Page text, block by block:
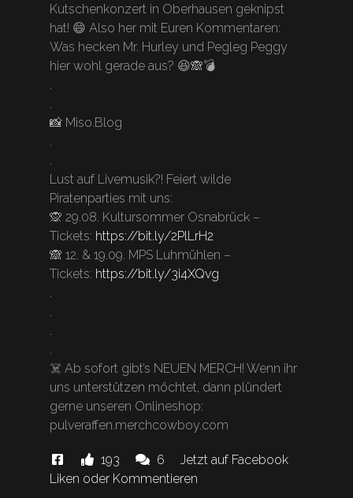
Kutschenkonzert in Oberhausen geknipst
hat! 😄 Also her mit Euren Kommentaren:
Was hecken Mr. Hurley und Pegleg Peggy
hier wohl gerade aus? 😆🙈💣
.
.
📸 Miso.Blog
.
.
Lust auf Livemusik?! Feiert wilde
Piratenparties mit uns:
🙊 29.08. Kultursommer Osnabrück –
Tickets: https://bit.ly/2PlLrH2
🙈 12. & 19.09. MPS Luhmühlen –
Tickets: https://bit.ly/3i4XQvg
.
.
.
.
☠️ Ab sofort gibt’s NEUEN MERCH! Wenn ihr
uns unterstützen möchtet, dann plündert
gerne unseren Onlineshop:
pulveraffen.merchcowboy.com
Diese
News
193
Likes
und
6 Kommentare.
Jetzt auf Facebook
Liken oder Kommentieren